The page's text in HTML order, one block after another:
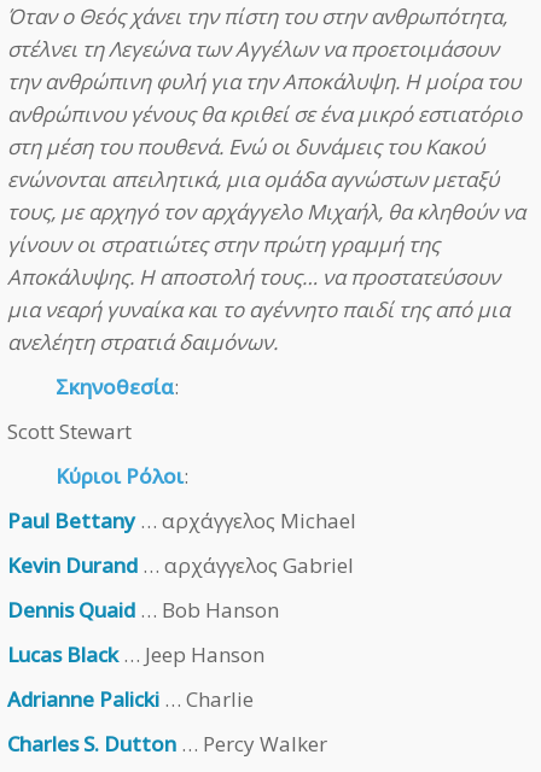
Όταν ο Θεός χάνει την πίστη του στην ανθρωπότητα,
στέλνει τη Λεγεώνα των Αγγέλων να προετοιμάσουν
την ανθρώπινη φυλή για την Αποκάλυψη. Η μοίρα του
ανθρώπινου γένους θα κριθεί σε ένα μικρό εστιατόριο
στη μέση του πουθενά. Ενώ οι δυνάμεις του Κακού
ενώνονται απειλητικά, μια ομάδα αγνώστων μεταξύ
τους, με αρχηγό τον αρχάγγελο Μιχαήλ, θα κληθούν να
γίνουν οι στρατιώτες στην πρώτη γραμμή της
Αποκάλυψης. Η αποστολή τους… να προστατεύσουν
μια νεαρή γυναίκα και το αγέννητο παιδί της από μια
ανελέητη στρατιά δαιμόνων.
Σκηνοθεσία:
Scott Stewart
Κύριοι Ρόλοι:
Paul Bettany… αρχάγγελος Michael
Kevin Durand … αρχάγγελος Gabriel
Dennis Quaid … Bob Hanson
Lucas Black… Jeep Hanson
Adrianne Palicki … Charlie
Charles S. Dutton … Percy Walker